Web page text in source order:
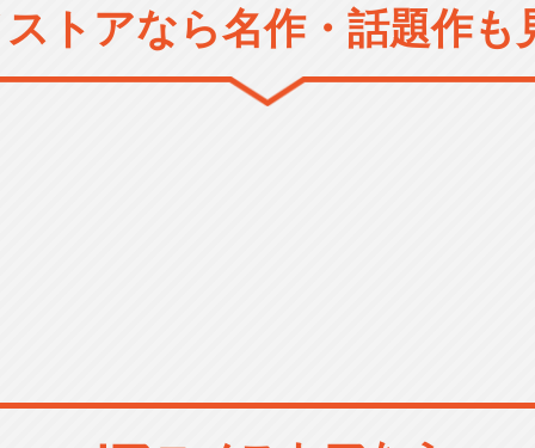
トアなら名作・話題作も